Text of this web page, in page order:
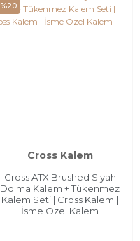
%20
Cross Kalem
Cross ATX Brushed Siyah
Dolma Kalem + Tükenmez
Kalem Seti | Cross Kalem |
İsme Özel Kalem